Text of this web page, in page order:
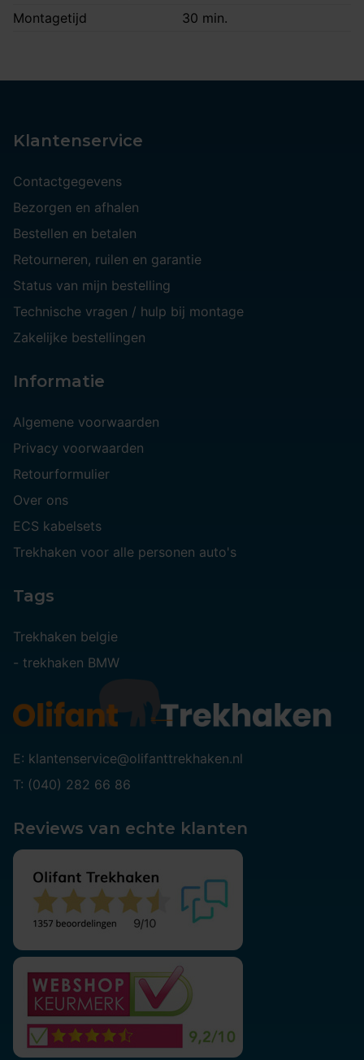
Montagetijd
30 min.
Klantenservice
Contactgegevens
Bezorgen en afhalen
Bestellen en betalen
Retourneren, ruilen en garantie
Status van mijn bestelling
Technische vragen / hulp bij montage
Zakelijke bestellingen
Informatie
Algemene voorwaarden
Privacy voorwaarden
Retourformulier
Over ons
ECS kabelsets
Trekhaken voor alle personen auto's
Tags
Trekhaken belgie
- trekhaken BMW
E: klantenservice@olifanttrekhaken.nl
T: (040) 282 66 86
Reviews van echte klanten